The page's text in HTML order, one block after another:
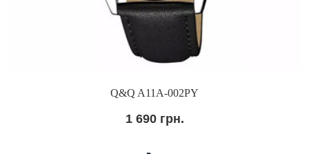
Q&Q A11A-002PY
1 690 грн.